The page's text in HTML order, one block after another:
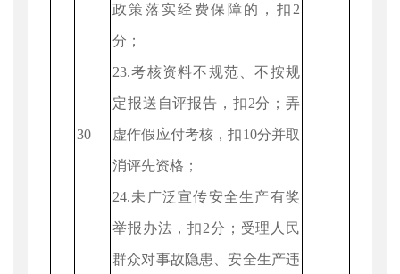
30
政策落实经费保障的，扣2
分；
23.考核资料不规范、不按规
定报送自评报告，扣2分；弄
虚作假应付考核，扣10分并取
消评先资格；
24.未广泛宣传安全生产有奖
举报办法，扣2分；受理人民
群众对事故隐患、安全生产违